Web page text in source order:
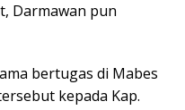
Darmawan pun
bertugas di Mabes
kepada Kap.